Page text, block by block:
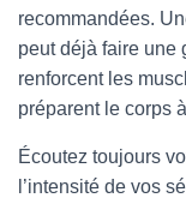
recommandées.
peut déjà faire une
renforcent les
préparent le corps
Écoutez toujours
l’intensité de vos